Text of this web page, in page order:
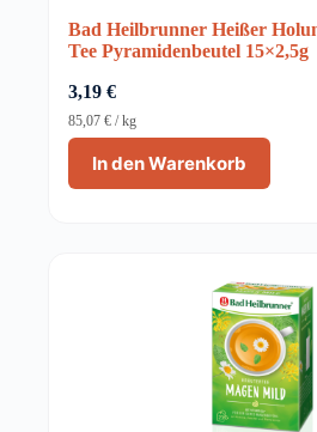
Bad Heilbrunner Heißer
Tee Pyramidenbeutel 15×2,5g
3,19 €
In den Warenkorb
85,07 € /kg